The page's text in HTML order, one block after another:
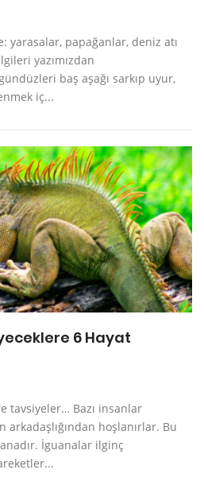
yarasalar, papağanlar, deniz atı
yazımızdan
baş aşağı sarkıp uyur,
iç...
6 Hayat
tavsiyeler… Bazı insanlar
arkadaşlığından hoşlanırlar. Bu
İguanalar ilginç